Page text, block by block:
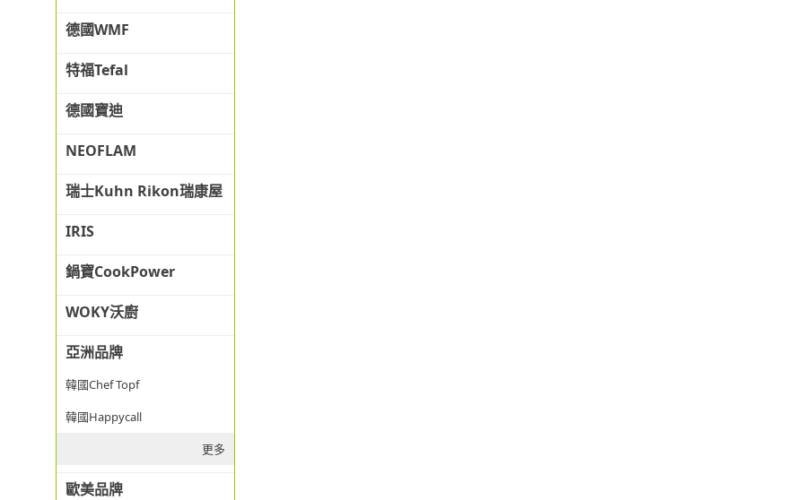
德國WMF
特福Tefal
德國寶迪
NEOFLAM
瑞士Kuhn Rikon瑞康屋
IRIS
鍋寶CookPower
WOKY沃廚
亞洲品牌
韓國Chef Topf
韓國Happycall
更多
歐美品牌